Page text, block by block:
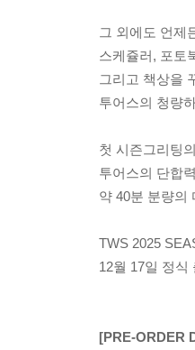
그 외에도 언제
스케쥴러, 포토
그리고 책상을
투어스의 청량
첫 시즌그리팅
투어스의 단합
약 40분 분량의
TWS 2025
12월 17일 정식
[PRE-ORDER